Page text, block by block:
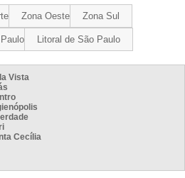
Zona Oeste Zona Sul
Litoral de São Paulo
Vista
Cecília